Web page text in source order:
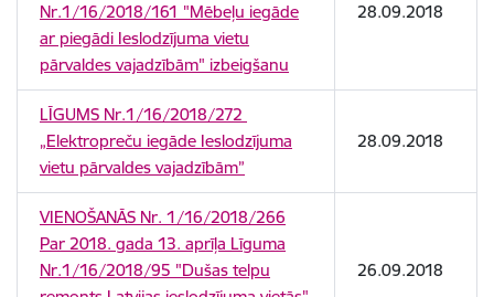
Nr.1/16/2018/161 "Mēbeļu iegāde
ar piegādi Ieslodzījuma vietu
pārvaldes vajadzībām" izbeigšanu
28.09.2018
LĪGUMS Nr.1/16/2018/272
„Elektropreču iegāde Ieslodzījuma
vietu pārvaldes vajadzībām”
28.09.2018
VIENOŠANĀS Nr. 1/16/2018/266
Par 2018. gada 13. aprīļa Līguma
Nr.1/16/2018/95 "Dušas telpu
26.09.2018